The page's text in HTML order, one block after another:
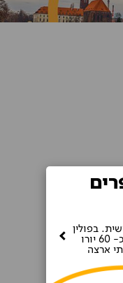
בפולין
חייבו אותי בטעות בסכום של כ- 60 יורו
ארצה